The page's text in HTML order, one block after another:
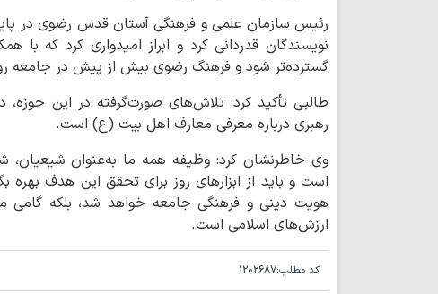
رئیس سازمان علمی و فرهنگی آستان قدس رضوی در
نویسندگان قدردانی کرد و ابراز امیدواری کرد که با
گسترده‌تر شود و فرهنگ رضوی بیش از پیش در جامعه
طالبی تأکید کرد: تلاش‌های صورت‌گرفته در این
رهبری درباره معرفی معارف اهل بیت (ع) است.
وی خاطرنشان کرد: وظیفه همه ما به‌عنوان
است و باید از ابزارهای روز برای تحقق این هدف بهره
هویت دینی و فرهنگی جامعه خواهد شد، بلکه گامی
ارزش‌های اسلامی است.
کد مطلب:1202687